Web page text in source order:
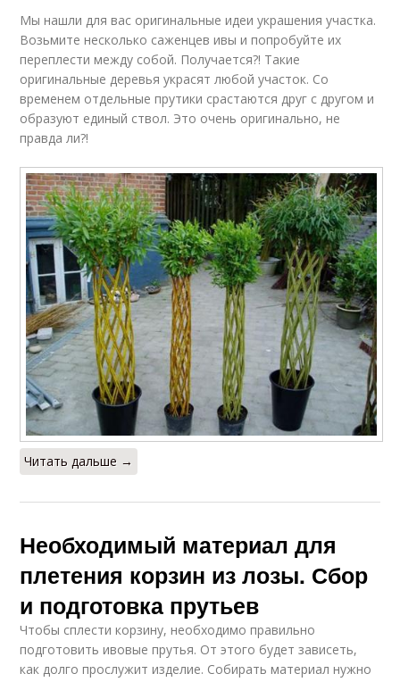
Мы нашли для вас оригинальные идеи украшения участка.
Возьмите несколько саженцев ивы и попробуйте их
переплести между собой. Получается?! Такие
оригинальные деревья украсят любой участок. Со
временем отдельные прутики срастаются друг с другом и
образуют единый ствол. Это очень оригинально, не
правда ли?!
Читать дальше →
Необходимый материал для
плетения корзин из лозы. Сбор
и подготовка прутьев
Чтобы сплести корзину, необходимо правильно
подготовить ивовые прутья. От этого будет зависеть,
как долго прослужит изделие. Собирать материал нужно